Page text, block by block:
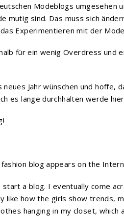
Modeblogs
mutig sind. Das muss sich
Experimentieren mit der
für ein wenig Overdress und
Jahr wünschen und hoffe,
es lange durchhalten werde
blog appears on the
a blog. I eventually come
like how the girls show trends,
hanging in my closet, which